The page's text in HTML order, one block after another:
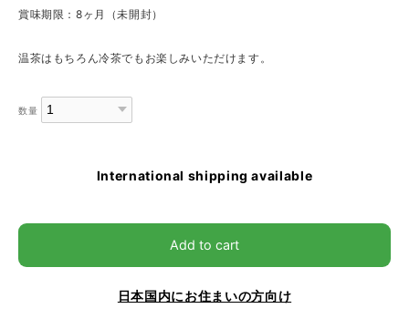
賞味期限：8ヶ月（未開封）
温茶はもちろん冷茶でもお楽しみいただけます。
数量
International shipping available
Add to cart
日本国内にお住まいの方向け